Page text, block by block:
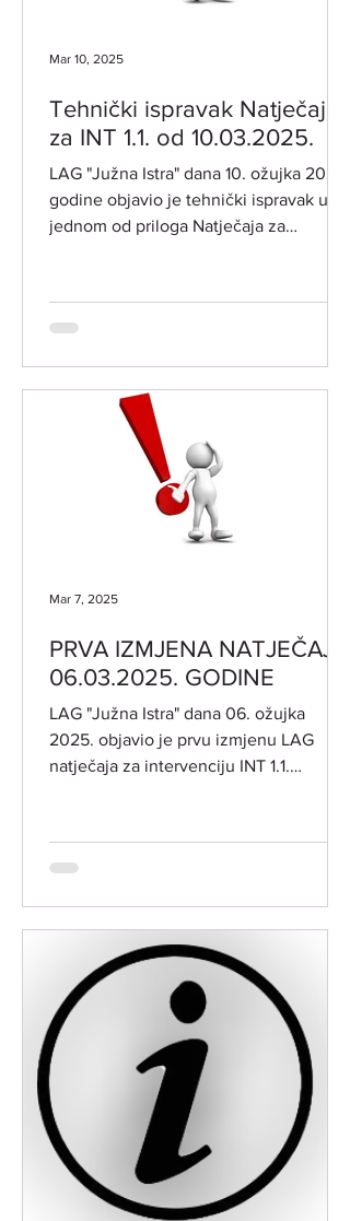
Tehnički ispravak Natječaja
za INT 1.1. od 10.03.2025.
LAG "Južna Istra" dana 10. ožujka 2025.
godine objavio je tehnički ispravak u
jednom od priloga Natječaja za
Mar 10, 2025
PRVA IZMJENA NATJEČAJA
06.03.2025. GODINE
LAG "Južna Istra" dana 06. ožujka
2025. objavio je prvu izmjenu LAG
natječaja za intervenciju INT 1.1.
Mar 7, 2025